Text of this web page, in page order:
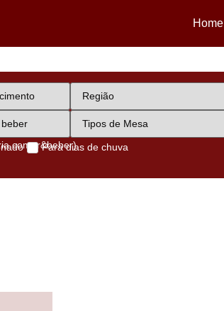
Home
comer&beber)
Para dias de chuva